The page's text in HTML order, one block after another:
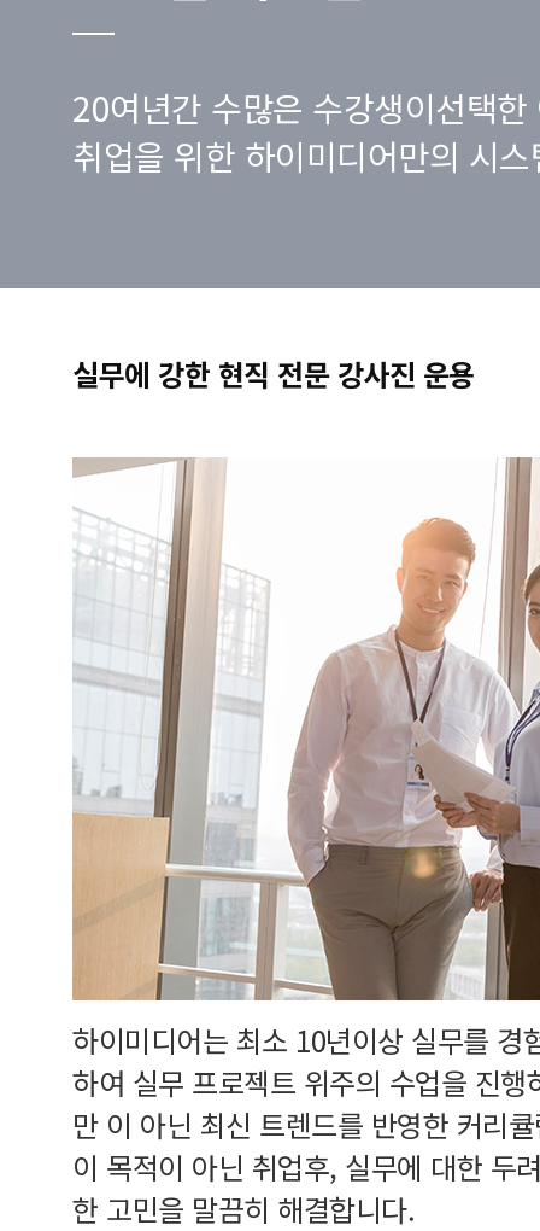
20여년간 수많은 수강생이선택한
취업을 위한 하이미디어만의 시
실무에 강한 현직 전문 강사진 운용
하이미디어는 최소 10년이상 실무를 경
하여 실무 프로젝트 위주의 수업을 진
만 이 아닌 최신 트렌드를 반영한 커리
이 목적이 아닌 취업후, 실무에 대한 두
한 고민을 말끔히 해결합니다.